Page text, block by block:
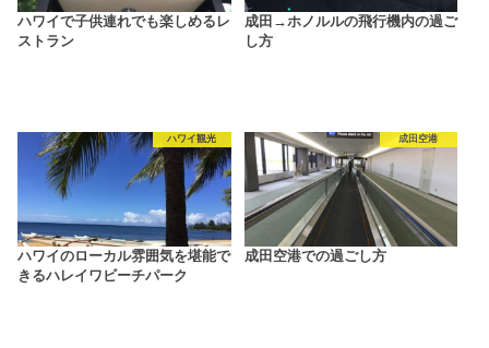
ハワイで子供連れでも楽しめるレ
ストラン
成田→ホノルルの飛行機内の過ご
し方
ハワイ観光
ハワイのローカル雰囲気を堪能で
きるハレイワビーチパーク
成田空港
成田空港での過ごし方